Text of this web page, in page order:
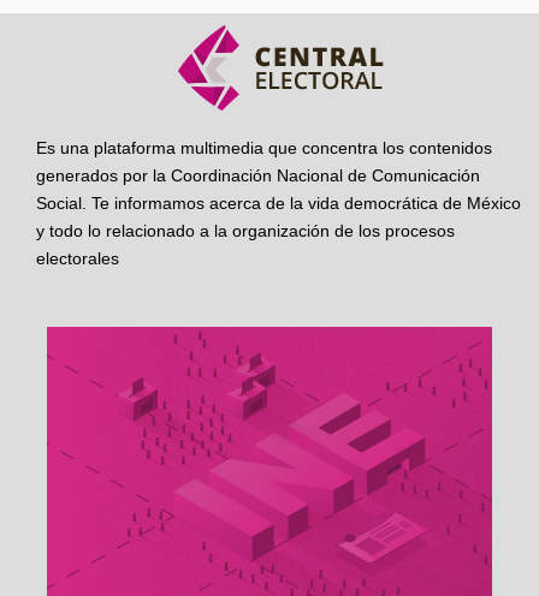
Es una plataforma multimedia que concentra los contenidos
generados por la Coordinación Nacional de Comunicación
Social. Te informamos acerca de la vida democrática de México
y todo lo relacionado a la organización de los procesos
electorales